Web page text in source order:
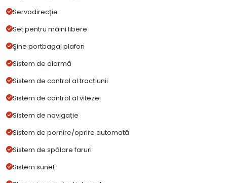
Servodirecție
Set pentru mâini libere
Şine portbagaj plafon
Sistem de alarmă
Sistem de control al tracțiunii
Sistem de control al vitezei
Sistem de navigație
Sistem de pornire/oprire automată
Sistem de spălare faruri
Sistem sunet